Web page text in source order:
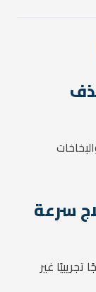
سرعة
تجريبيًا غير